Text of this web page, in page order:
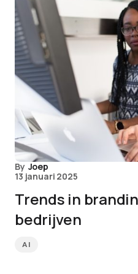
By Joep
13 januari 2025
Trends in
bedrijven
AI